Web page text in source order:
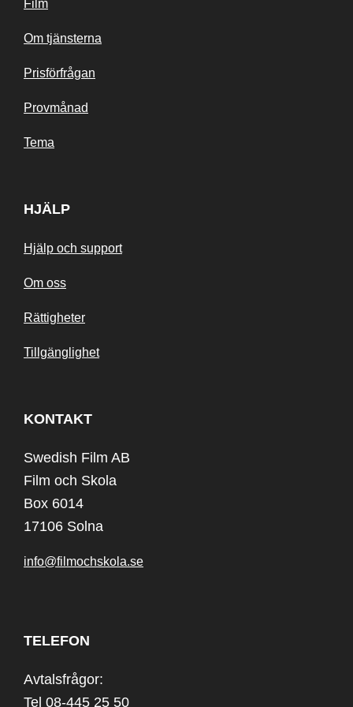
Film
Om tjänsterna
Prisförfrågan
Provmånad
Tema
HJÄLP
Hjälp och support
Om oss
Rättigheter
Tillgänglighet
KONTAKT
Swedish Film AB
Film och Skola
Box 6014
17106 Solna
info@filmochskola.se
TELEFON
Avtalsfrågor:
Tel 08-445 25 50